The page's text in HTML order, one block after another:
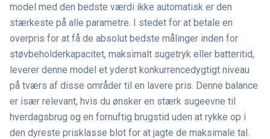
model med den bedste værdi ikke automatisk er den
stærkeste på alle parametre. I stedet for at betale en
overpris for at få de absolut bedste målinger inden for
støvbeholderkapacitet, maksimalt sugetryk eller batteritid,
leverer denne model et yderst konkurrencedygtigt niveau
på tværs af disse områder til en lavere pris. Denne balance
er især relevant, hvis du ønsker en stærk sugeevne til
hverdagsbrug og en fornuftig brugstid uden at rykke op i
den dyreste prisklasse blot for at jagte de maksimale tal.